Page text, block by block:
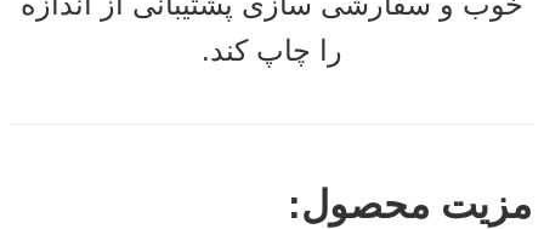
را چاپ کند.
مزیت محصول: